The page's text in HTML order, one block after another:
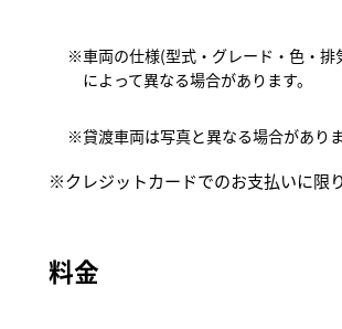
車両の仕様(型式・グレード・色・排
によって異なる場合があります。
貸渡車両は写真と異なる場合がありま
クレジットカードでのお支払いに限り
料金